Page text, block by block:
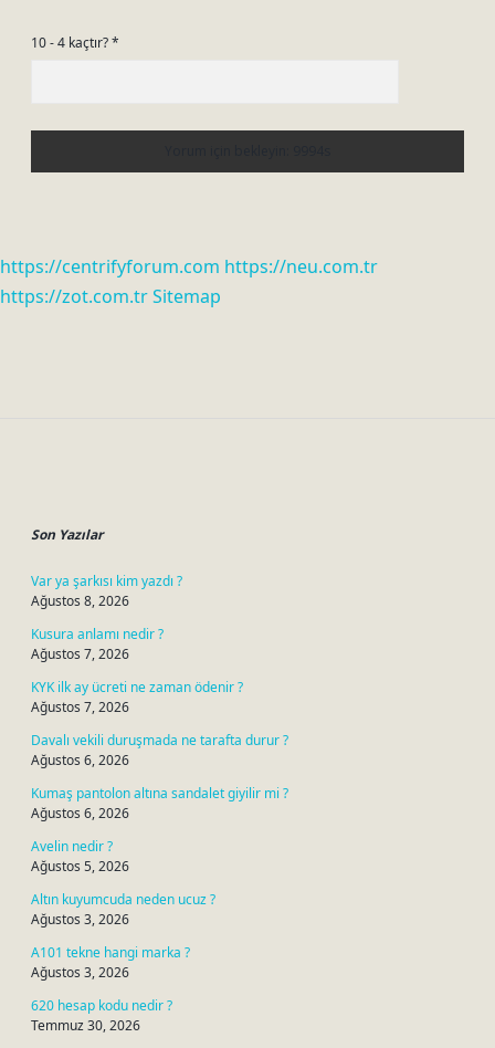
10 - 4 kaçtır?*
https://centrifyforum.com https://neu.com.tr
https://zot.com.trSitemap
Son Yazılar
Var ya şarkısı kim yazdı ?
Ağustos 8, 2026
Kusura anlamı nedir ?
Ağustos 7, 2026
KYK ilk ay ücreti ne zaman ödenir ?
Ağustos 7, 2026
Davalı vekili duruşmada ne tarafta durur ?
Ağustos 6, 2026
Kumaş pantolon altına sandalet giyilir mi ?
Ağustos 6, 2026
Avelin nedir ?
Ağustos 5, 2026
Altın kuyumcuda neden ucuz ?
Ağustos 3, 2026
A101 tekne hangi marka ?
Ağustos 3, 2026
620 hesap kodu nedir ?
Temmuz 30, 2026